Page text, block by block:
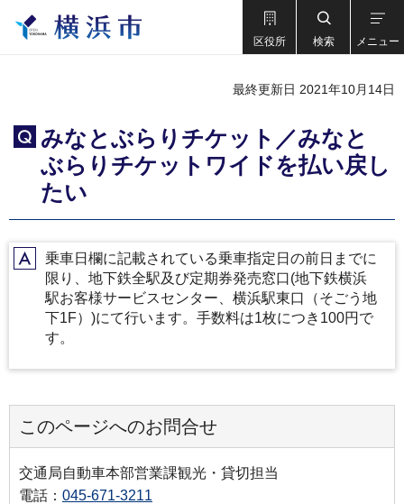
区役所 検索 メニュー
最終更新日 2021年10月14日
Q
みなとぶらりチケット／みなと
ぶらりチケットワイドを払い戻し
たい
A乗車日欄に記載されている乗車指定日の前日までに
限り、地下鉄全駅及び定期券発売窓口(地下鉄横浜
駅お客様サービスセンター、横浜駅東口（そごう地
下1F）)にて行います。手数料は1枚につき100円で
す。
このページへのお問合せ
交通局自動車本部営業課観光・貸切担当
電話： 045-671-3211